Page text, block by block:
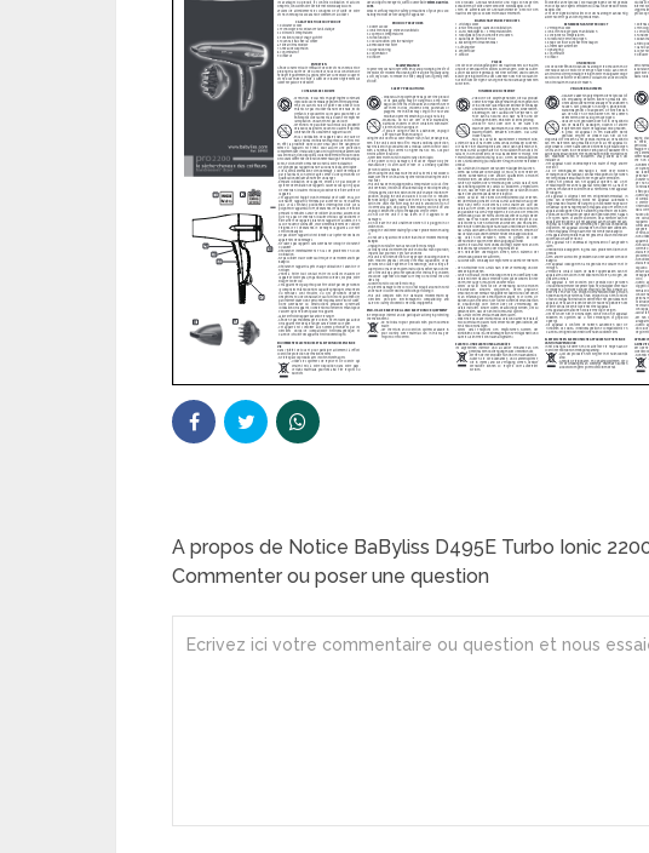
A propos de Notice BaByliss D495E Turbo Ionic
Commenter ou poser une question